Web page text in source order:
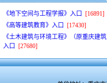
《地下空间与工程学报》入口
[16891]
《高等建筑教育》入口
[17430]
《土木建筑与环境工程》（原重庆建
入口
[27680]